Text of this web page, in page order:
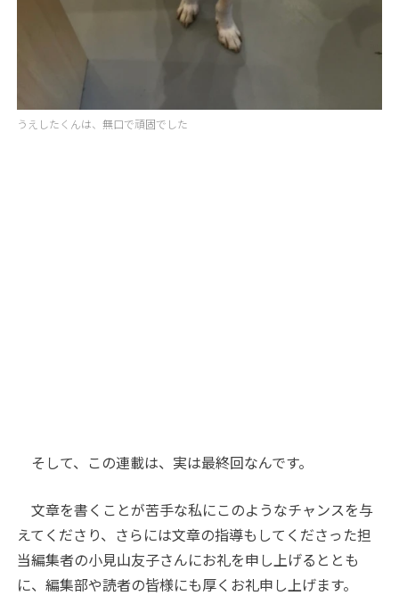
うえしたくんは、無口で頑固でした
そして、この連載は、実は最終回なんです。
文章を書くことが苦手な私にこのようなチャンスを与
えてくださり、さらには文章の指導もしてくださった担
当編集者の小見山友子さんにお礼を申し上げるととも
に、編集部や読者の皆様にも厚くお礼申し上げます。